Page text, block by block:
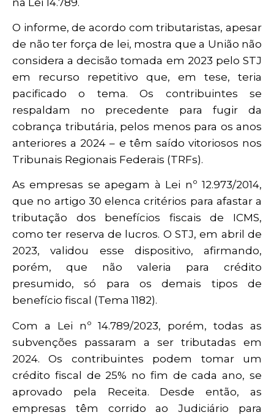
O informe, de acordo com tributaristas, apesar
de não ter força de lei, mostra que a União não
considera a decisão tomada em 2023 pelo STJ
em recurso repetitivo que, em tese, teria
pacificado o tema. Os contribuintes se
respaldam no precedente para fugir da
cobrança tributária, pelos menos para os anos
anteriores a 2024 – e têm saído vitoriosos nos
Tribunais Regionais Federais (TRFs).
As empresas se apegam à Lei nº 12.973/2014,
que no artigo 30 elenca critérios para afastar a
tributação dos benefícios fiscais de ICMS,
como ter reserva de lucros. O STJ, em abril de
2023, validou esse dispositivo, afirmando,
porém, que não valeria para crédito
presumido, só para os demais tipos de
benefício fiscal (Tema 1182).
Com a Lei nº 14.789/2023, porém, todas as
subvenções passaram a ser tributadas em
2024. Os contribuintes podem tomar um
crédito fiscal de 25% no fim de cada ano, se
aprovado pela Receita. Desde então, as
empresas têm corrido ao Judiciário para